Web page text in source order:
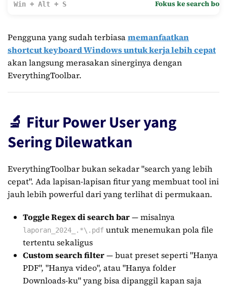
Win + Alt + S Fokus ke search
Pengguna yang sudah terbiasamemanfaatkan
shortcut keyboard Windows untuk kerja lebih cepat
akan langsung merasakan sinerginya dengan
EverythingToolbar.
🔬 Fitur Power User yang
Sering Dilewatkan
EverythingToolbar bukan sekadar "search yang lebih
cepat". Ada lapisan-lapisan fitur yang membuat tool ini
jauh lebih powerful dari yang terlihat di permukaan.
Toggle Regex di search bar— misalnya
laporan_2024_.*\.pdf untuk menemukan pola file
tertentu sekaligus
Custom search filter— buat preset seperti "Hanya
PDF", "Hanya video", atau "Hanya folder
Downloads-ku" yang bisa dipanggil kapan saja